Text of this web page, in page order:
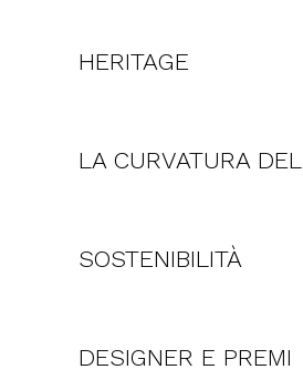
HERITAGE
LA CURVATURA
SOSTENIBILITÀ
DESIGNER E PREMI